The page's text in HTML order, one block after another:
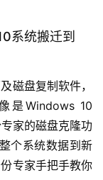
系统搬迁到
磁盘复制软件，
是Windows 10
家的磁盘克隆功
个系统数据到新
专家手把手教你